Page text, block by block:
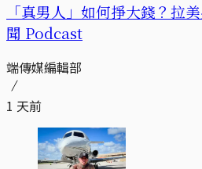
「真男人」如何掙大錢？拉
聞 Podcast
端傳媒編輯部
1 天前